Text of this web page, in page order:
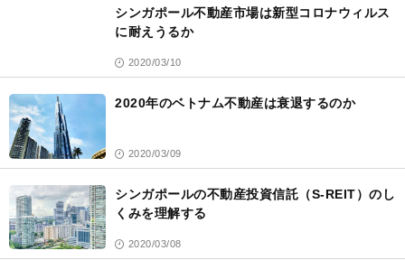
シンガポール不動産市場は新型コロナウィルス
に耐えうるか
2020/03/10
2020年のベトナム不動産は衰退するのか
2020/03/09
シンガポールの不動産投資信託（S-REIT）のし
くみを理解する
2020/03/08